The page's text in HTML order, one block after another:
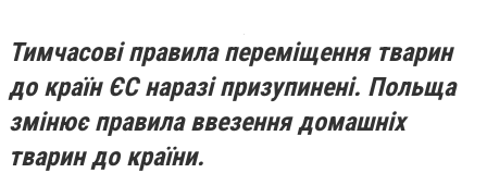
Тимчасові правила переміщення тварин
до країн ЄС наразі призупинені. Польща
змінює правила ввезення домашніх
тварин до країни.